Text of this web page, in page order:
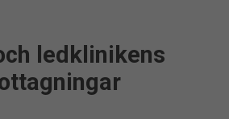
ledklinikens